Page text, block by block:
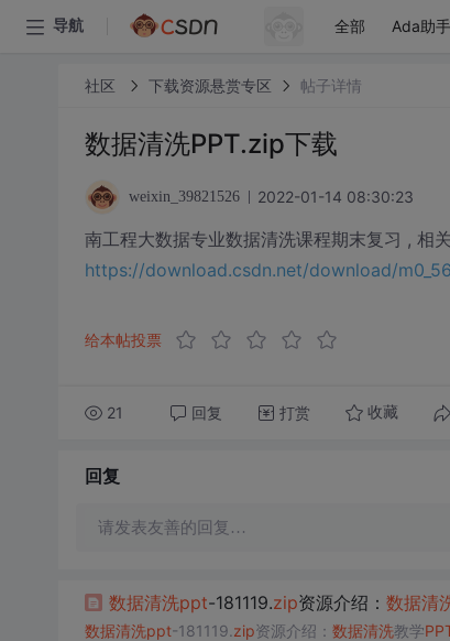
导航 全部 Ada助手
社区 下载资源悬赏专区 帖子详情
数据清洗PPT.zip下载
weixin_39821526 2022-01-14 08:30:23
南工程大数据专业数据清洗课程期末复习 , 相关
https://download.csdn.net/download/
给本帖投票
21 回复 打赏 收藏
回复
请发表友善的回复…
数据清洗ppt-181119.zip资源介绍： 数据清
数据清洗ppt-181119. zip资源介绍： 数据清洗教学